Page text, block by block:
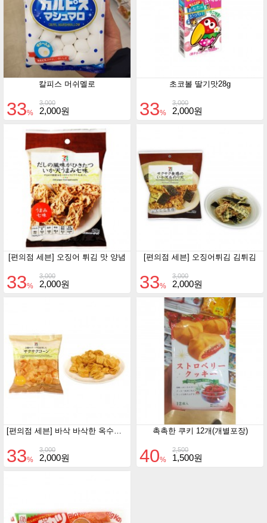
칼피스 머쉬멜로
3,000
33% 2,000원
초코볼 딸기맛28g
3,000
33% 2,000원
[편의점 세븐] 오징어 튀김 맛 양념
3,000
33% 2,000원
[편의점 세븐] 오징어튀김 김튀김
3,000
33% 2,000원
3,000
33% 2,000원
촉촉한 쿠키 12개(개별포장)
2,500
40% 1,500원